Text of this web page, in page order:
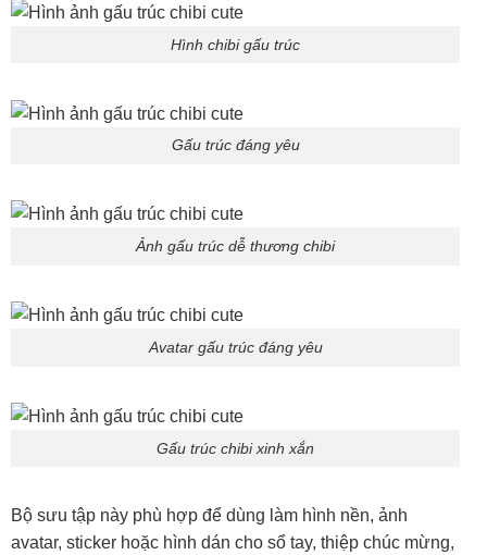
Hình chibi gấu trúc
Gấu trúc đáng yêu
Ảnh gấu trúc dễ thương chibi
Avatar gấu trúc đáng yêu
Gấu trúc chibi xinh xắn
Bộ sưu tập này phù hợp để dùng làm hình nền, ảnh
avatar, sticker hoặc hình dán cho sổ tay, thiệp chúc mừng,